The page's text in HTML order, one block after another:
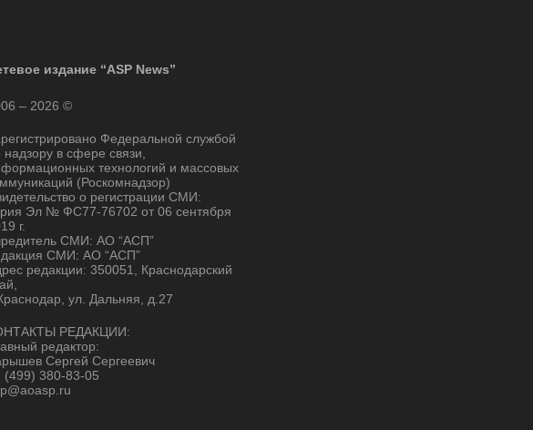
издание “ASP News”
– 2026 ©
Федеральной службой
надзору в сфере связи,
технологий и массовых
(Роскомнадзор)
о регистрации СМИ:
Эл № ФС77-76702 от 06 сентября
г.
СМИ: АО “АСП”
СМИ: АО “АСП”
редакции: 350051, Краснодарский
ул. Дальняя, д.27
РЕДАКЦИИ:
редактор:
Сергей Сергеевич
(499) 380-83-05